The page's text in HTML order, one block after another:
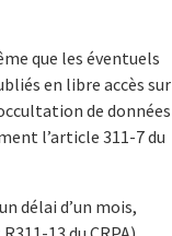
que les éventuels
en libre accès sur
de données
l’article 311-7 du
délai d’un mois,